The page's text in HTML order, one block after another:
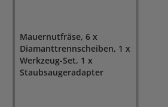
Mauernutfräse, 6 x
Diamanttrennscheiben, 1 x
Werkzeug-Set, 1 x
Staubsaugeradapter